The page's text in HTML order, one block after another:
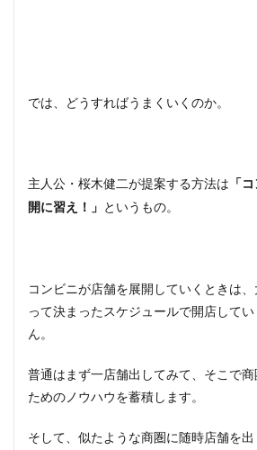
では、どうすればうまくいくのか。
主人公・桜木健二が提案する方法は 「
開に習え！」 というもの。
コンビニが店舗を展開していくときは
って決まったスケジュールで開店して
ん。
普通はまず一店舗出してみて、そこで
ためのノウハウを蓄積します。
そして、似たような商圏に随時店舗を出